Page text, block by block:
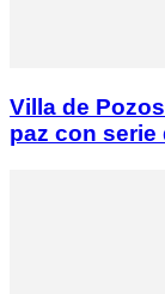
Villa de
paz con serie